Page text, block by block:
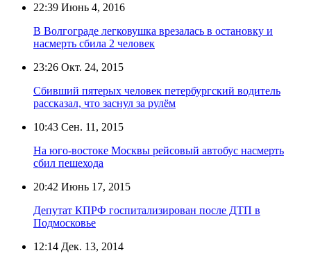
22:39 Июнь 4, 2016
В Волгограде легковушка врезалась в остановку и
насмерть сбила 2 человек
23:26 Окт. 24, 2015
Сбивший пятерых человек петербургский водитель
рассказал, что заснул за рулём
10:43 Сен. 11, 2015
На юго-востоке Москвы рейсовый автобус насмерть
сбил пешехода
20:42 Июнь 17, 2015
Депутат КПРФ госпитализирован после ДТП в
Подмосковье
12:14 Дек. 13, 2014